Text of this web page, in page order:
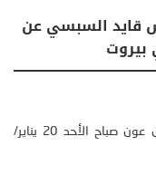
قايد السبسي عن
بيروت
تونس- التونسيون افتتح الرئيس اللبناني ميشال عون صباح الأحد 20 يناير/